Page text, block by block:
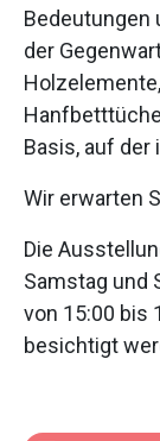
Bedeutungen
der
Basis, auf
Wir erwarten
Die
Samstag und
von 15:00 bis
besichtigt